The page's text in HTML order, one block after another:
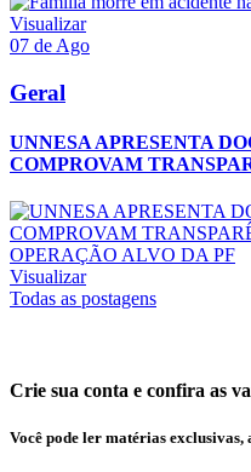
Visualizar
07 de Ago
Geral
UNNESA APRESENTA
COMPROVAM
Visualizar
Todas as postagens
Crie sua conta e confira as
Você pode ler matérias